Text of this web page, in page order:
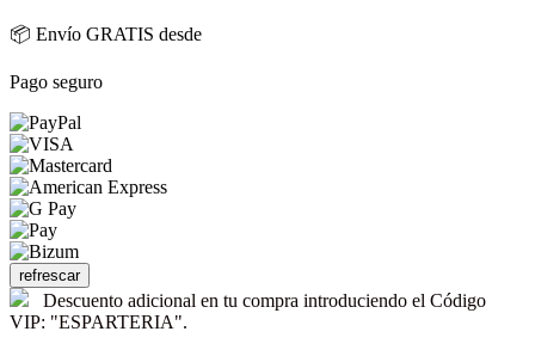
📦 Envío GRATIS desde
Pago seguro
Descuento adicional en tu compra introduciendo el Código
VIP: "ESPARTERIA".